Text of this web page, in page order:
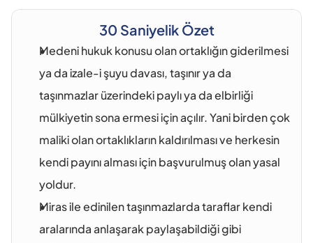
30 Saniyelik Özet
Medeni hukuk konusu olan ortaklığın giderilmesi
ya da izale-i şuyu davası, taşınır ya da
taşınmazlar üzerindeki paylı ya da elbirliği
mülkiyetin sona ermesi için açılır. Yani birden çok
maliki olan ortaklıkların kaldırılması ve herkesin
kendi payını alması için başvurulmuş olan yasal
yoldur.
Miras ile edinilen taşınmazlarda taraflar kendi
aralarında anlaşarak paylaşabildiği gibi